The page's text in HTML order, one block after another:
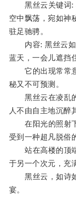
黑丝云关键词:
空中飘荡，宛如神
驻足驰骋。
内容: 黑丝云如
蓝天，一会儿遮挡
它的出现常常意
秘又不可预测。
黑丝云在凌乱的
人不由自主地沉醉
在阳光的照射下
受到一种超凡脱俗
站在高楼的顶端
于另一个次元，充
黑丝云，如诗如
宴。